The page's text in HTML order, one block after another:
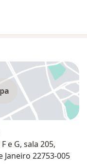
e G, sala 205,
22753-005